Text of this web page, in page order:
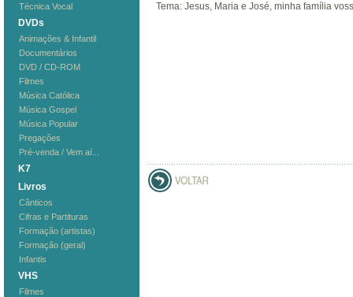
Técnica Vocal
DVDs
Animações & Infantil
Documentários
DVD / CD-ROM
Filmes
Música Católica
Música Gospel
Música Popular
Pregações
Pré-venda / Vem aí...
K7
Livros
Cânticos
Cifras e Partituras
Formação (artistas)
Formação (geral)
Infantis
VHS
Filmes
Tema: Jesus, Maria e José, minha família